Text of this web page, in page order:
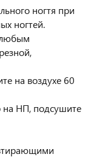
ногтя при
ногтей.
на воздухе 60
на НП, подсушите